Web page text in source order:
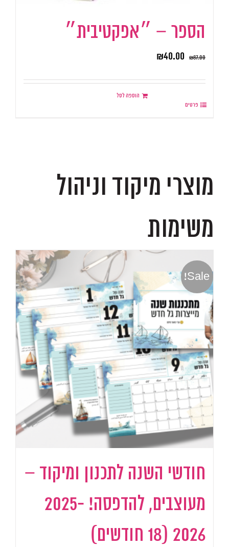
הספר – ״אפקטיבית״
₪87.00
₪40.00
הוספה לסל
פרטים
מוצרי מיקוד וניהול
משימות
Sale!
חודשי השנה לתכנון ומיקוד –
מעוצבים, להדפסה! 2025-
2026 (18 חודשים)